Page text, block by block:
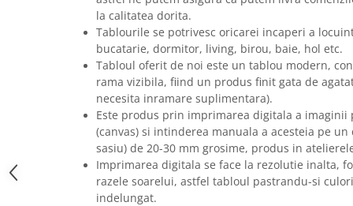
Tricouri music is life
Tricouri sporturi de iarna
Tricouri snowboard
Tricouri aniversare
Tricouri cadou 20 ani
Tricouri cadou 30 ani
Tricouri cadou 40 ani
la calitatea dorita.
Tablourile se potrivesc oricarei incaperi a
bucatarie, dormitor, living, birou, baie, hol etc.
Tabloul oferit de noi este un tablou modern,
rama vizibila, fiind un produs finit gata de
necesita inramare suplimentara).
Este produs prin imprimarea digitala a
(canvas) si intinderea manuala a acesteia pe
sasiu) de 20-30 mm grosime, produs in
Imprimarea digitala se face la rezolutie inalta,
razele soarelui, astfel tabloul pastrandu-si
indelungat.